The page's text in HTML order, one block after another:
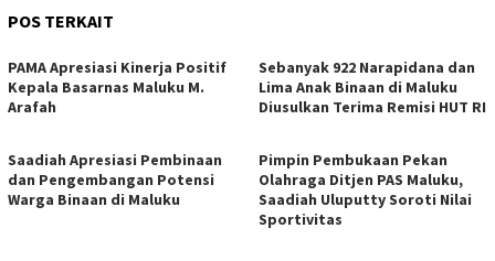
POS TERKAIT
PAMA Apresiasi Kinerja Positif
Kepala Basarnas Maluku M.
Arafah
Sebanyak 922 Narapidana dan
Lima Anak Binaan di Maluku
Diusulkan Terima Remisi HUT RI
Saadiah Apresiasi Pembinaan
dan Pengembangan Potensi
Warga Binaan di Maluku
Pimpin Pembukaan Pekan
Olahraga Ditjen PAS Maluku,
Saadiah Uluputty Soroti Nilai
Sportivitas